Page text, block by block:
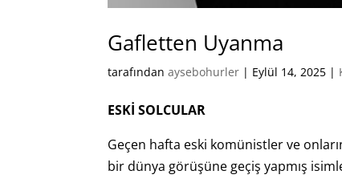
Gafletten Uyanma
tarafındanaysebohurler | Eylül 14, 2025 |
ESKİ SOLCULAR
Geçen hafta eski komünistler ve
bir dünya görüşüne geçiş yapmış